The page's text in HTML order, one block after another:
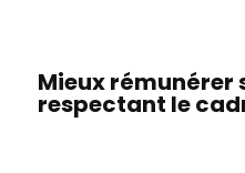
Mieux rémunérer
respectant le